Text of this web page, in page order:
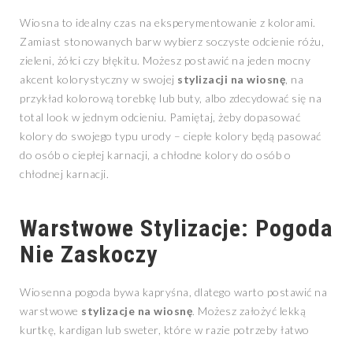
Wiosna to idealny czas na eksperymentowanie z kolorami.
Zamiast stonowanych barw wybierz soczyste odcienie różu,
zieleni, żółci czy błękitu. Możesz postawić na jeden mocny
akcent kolorystyczny w swojej stylizacji na wiosnę , na
przykład kolorową torebkę lub buty, albo zdecydować się na
total look w jednym odcieniu. Pamiętaj, żeby dopasować
kolory do swojego typu urody – ciepłe kolory będą pasować
do osób o ciepłej karnacji, a chłodne kolory do osób o
chłodnej karnacji.
Warstwowe Stylizacje: Pogoda
Nie Zaskoczy
Wiosenna pogoda bywa kapryśna, dlatego warto postawić na
warstwowe stylizacje na wiosnę. Możesz założyć lekką
kurtkę, kardigan lub sweter, które w razie potrzeby łatwo